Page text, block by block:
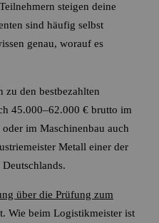
steigen deine
sind häufig selbst
genau, worauf es
zu den bestbezahlten
45.000–62.000 € brutto im
im Maschinenbau auch
Metall einer der
Deutschlands.
über die Prüfung zum
Wie beim Logistikmeister ist